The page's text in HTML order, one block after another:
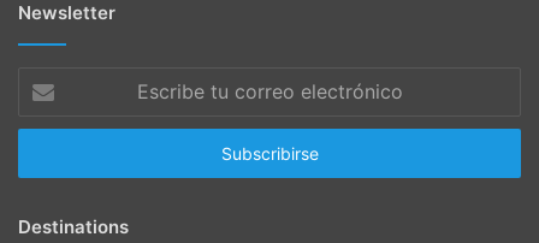
Newsletter
Escribe
tu
correo
Destinations